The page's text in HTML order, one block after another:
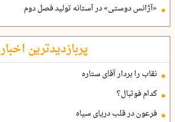
«آژانس دوستی» در آستانه تولید فصل دوم
پربازدیدترین اخبار
نقاب را بردار آقای ستاره
کدام فوتبال؟
فرعون در قلب دریای سیاه